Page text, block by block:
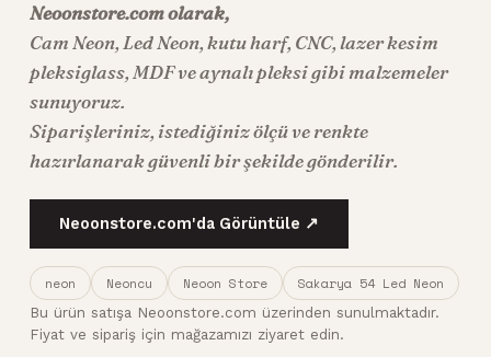
Neoonstore.com olarak,
Cam Neon,Led Neon, kutu harf, CNC, lazer kesim
pleksiglass, MDF ve aynalı pleksi gibi malzemeler
sunuyoruz.
Siparişleriniz, istediğiniz ölçü ve renkte
hazırlanarak güvenli bir şekilde gönderilir.
Neoonstore.com'da Görüntüle ↗
neon Neoncu Neoon Store Sakarya 54 Led Neon
Bu ürün satışa Neoonstore.com üzerinden sunulmaktadır.
Fiyat ve sipariş için mağazamızı ziyaret edin.